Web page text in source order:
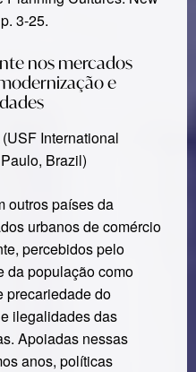
3-25.
nos mercados
e
International
Brazil)
outros países da
urbanos de comércio
percebidos pelo
da população como
precariedade do
ilegalidades das
Apoiadas nessas
anos, políticas